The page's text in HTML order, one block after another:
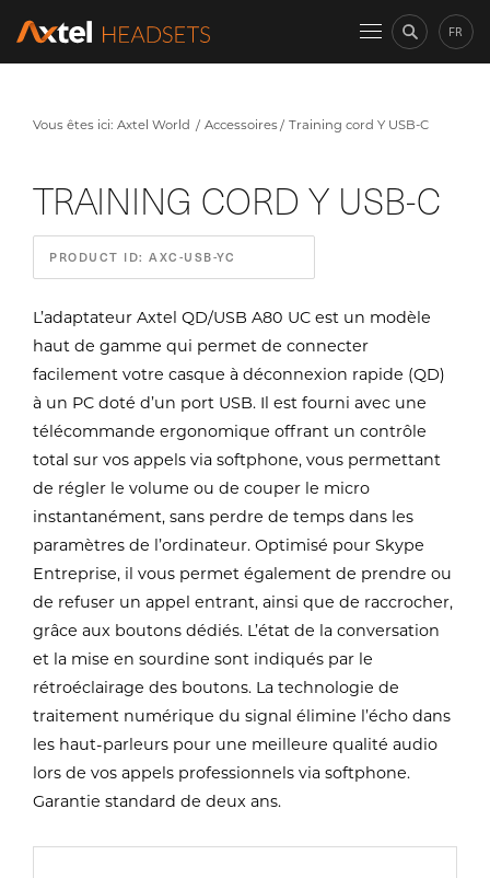
FR
Vous êtes ici: Axtel World Accessoires Training cord Y USB-C
TRAINING CORD Y USB-C
PRODUCT ID: AXC-USB-YC
L’adaptateur Axtel QD/USB A80 UC est un modèle
haut de gamme qui permet de connecter
facilement votre casque à déconnexion rapide (QD)
à un PC doté d’un port USB. Il est fourni avec une
télécommande ergonomique offrant un contrôle
total sur vos appels via softphone, vous permettant
de régler le volume ou de couper le micro
instantanément, sans perdre de temps dans les
paramètres de l’ordinateur. Optimisé pour Skype
Entreprise, il vous permet également de prendre ou
de refuser un appel entrant, ainsi que de raccrocher,
grâce aux boutons dédiés. L’état de la conversation
et la mise en sourdine sont indiqués par le
rétroéclairage des boutons. La technologie de
traitement numérique du signal élimine l’écho dans
les haut-parleurs pour une meilleure qualité audio
lors de vos appels professionnels via softphone.
Garantie standard de deux ans.